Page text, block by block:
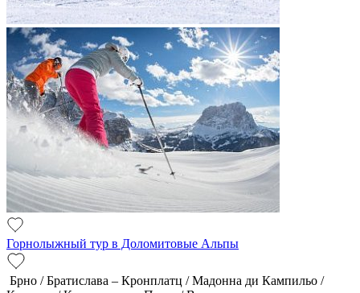
Горнолыжный тур в Доломитовые Альпы
Брно / Братислава – Кронплатц / Мадонна ди Кампильо /